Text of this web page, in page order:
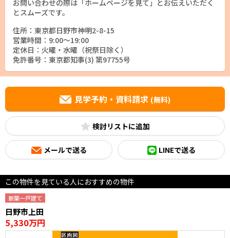
お問い合わせの際は「ホームページを見て」とお伝えいただく
とスムーズです。
住所：東京都日野市神明2-8-15
営業時間：9:00～19:00
定休日：火曜・水曜（祝祭日除く）
免許番号：東京都知事(3) 第97755号
見学予約・資料請求 (無料)
検討リスト
メールで送る LINEで送る
この物件を見ている人におすすめの物件
新築一戸建て
日野市上田
5,330万円